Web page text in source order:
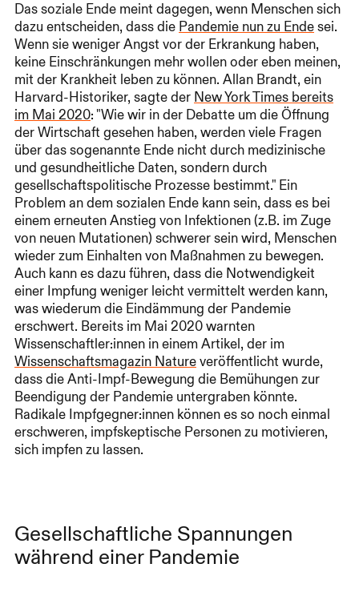
Das soziale Ende meint dagegen, wenn Menschen sich
dazu entscheiden, dass die Pandemie nun zu Endesei.
Wenn sie weniger Angst vor der Erkrankung haben,
keine Einschränkungen mehr wollen oder eben meinen,
mit der Krankheit leben zu können. Allan Brandt, ein
Harvard-Historiker, sagte der New York Times bereits
im Mai 2020: "Wie wir in der Debatte um die Öffnung
der Wirtschaft gesehen haben, werden viele Fragen
über das sogenannte Ende nicht durch medizinische
und gesundheitliche Daten, sondern durch
gesellschaftspolitische Prozesse bestimmt." Ein
Problem an dem sozialen Ende kann sein, dass es bei
einem erneuten Anstieg von Infektionen (z.B. im Zuge
von neuen Mutationen) schwerer sein wird, Menschen
wieder zum Einhalten von Maßnahmen zu bewegen.
Auch kann es dazu führen, dass die Notwendigkeit
einer Impfung weniger leicht vermittelt werden kann,
was wiederum die Eindämmung der Pandemie
erschwert. Bereits im Mai 2020 warnten
Wissenschaftler:innen in einem Artikel, der im
Wissenschaftsmagazin Natureveröffentlicht wurde,
dass die Anti-Impf-Bewegung die Bemühungen zur
Beendigung der Pandemie untergraben könnte.
Radikale Impfgegner:innen können es so noch einmal
erschweren, impfskeptische Personen zu motivieren,
sich impfen zu lassen.
Gesellschaftliche Spannungen
während einer Pandemie